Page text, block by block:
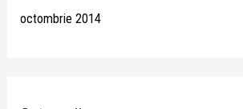
octombrie 2014